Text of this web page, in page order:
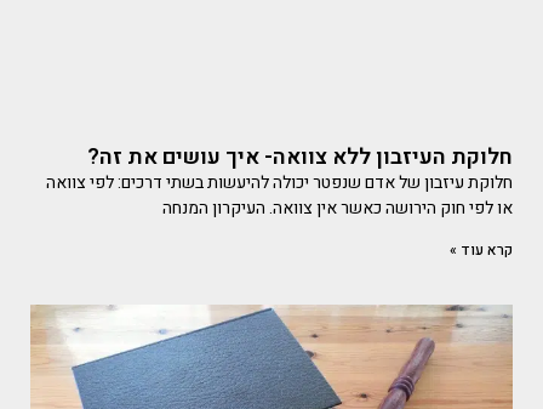
חלוקת העיזבון ללא צוואה- איך עושים את זה?
חלוקת עיזבון של אדם שנפטר יכולה להיעשות בשתי דרכים: לפי צוואה
או לפי חוק הירושה כאשר אין צוואה. העיקרון המנחה
קרא עוד »